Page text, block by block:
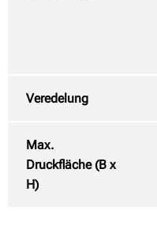
Veredelung
Max.
Druckfläche (B x
H)